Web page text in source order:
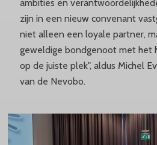
ambities en
zijn in een nieuw convenant
niet alleen een loyale partner,
geweldige bondgenoot met het
op de juiste plek", aldus Michel
van de Nevobo.